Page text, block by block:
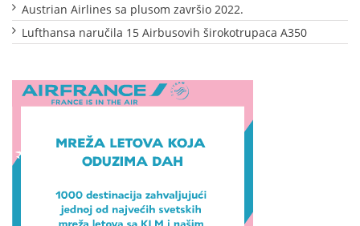
Austrian Airlines sa plusom završio 2022.
Lufthansa naručila 15 Airbusovih širokotrupaca A350